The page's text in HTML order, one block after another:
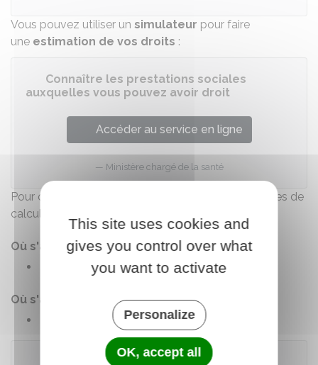
Vous pouvez utiliser un simulateur pour faire
une estimation de vos droits :
Connaître les prestations sociales
auxquelles vous pouvez avoir droit
Accéder au service en ligne
Ministère chargé de la santé
Pour obtenir des informations précises sur les modes de
calcul, vous devez contacter votre Caf ou MSA.
Où s'adresser ?
Caisse d'allocations familiales (Caf)
Où s'adresser ?
Mutualité sociale agricole (MSA)
This site uses cookies and
gives you control over what
you want to activate
Personalize
OK, accept all